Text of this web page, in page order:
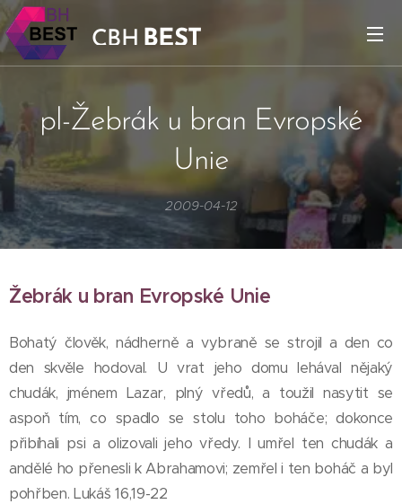
CBH BEST
pl-Žebrák u bran Evropské
Unie
2009-04-12
Žebrák u bran Evropské Unie
Bohatý člověk, nádherně a vybraně se strojil a den co
den skvěle hodoval. U vrat jeho domu lehával nějaký
chudák, jménem Lazar, plný vředů, a toužil nasytit se
aspoň tím, co spadlo se stolu toho boháče; dokonce
přibíhali psi a olizovali jeho vředy. I umřel ten chudák a
andělé ho přenesli k Abrahamovi; zemřel i ten boháč a byl
pohřben. Lukáš 16,19-22